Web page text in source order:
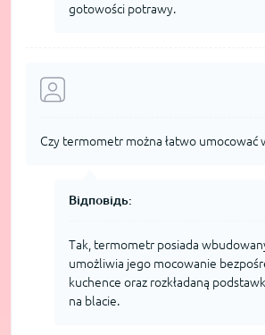
gotowości potrawy.
Czy termometr można łatwo umocować
Відповідь:
Tak, termometr posiada
umożliwia jego mocowanie
kuchence oraz rozkładaną
na blacie.